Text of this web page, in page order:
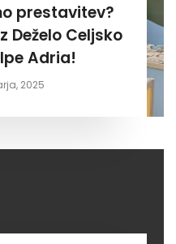
prestavitev?
Deželo Celjsko
Adria!
2025